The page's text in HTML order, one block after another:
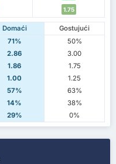
1.75
Domaći
Gostujući
71%
50%
2.86
3.00
1.86
1.75
1.00
1.25
57%
63%
14%
38%
29% 0%